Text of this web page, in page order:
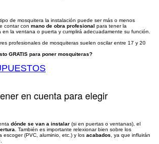
de mosquitera la instalación puede ser más o menos
contar con mano de obra profesional para tener la
la ventana o puerta y cumplirá adecuadamente su función.
profesionales de mosquiteras suelen oscilar entre 17 y 20
GRATIS para poner mosquiteras?
en cuenta para elegir
dónde se van a instalar (si en puertas o ventanas), el
. También es importante relexionar bien sobre los
escoger (PVC, aluminio, etc.) y los acabados , ya que influirán